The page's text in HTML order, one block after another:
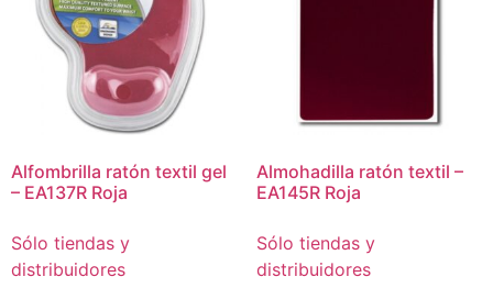
Alfombrilla ratón textil gel
– EA137R Roja
Sólo tiendas y
distribuidores
Almohadilla ratón textil –
EA145R Roja
Sólo tiendas y
distribuidores